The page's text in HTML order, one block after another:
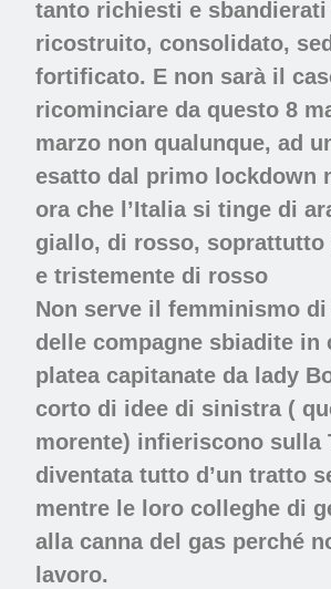
tanto richiesti e sbandierati
ricostruito, consolidato,
fortificato. E non sarà il
ricominciare da questo 8
marzo non qualunque, ad
esatto dal primo lockdown
ora che l’Italia si tinge di
giallo, di rosso, soprattutto
e tristemente di rosso
Non serve il femminismo
delle compagne sbiadite in
platea capitanate da lady
corto di idee di sinistra (
morente) infieriscono sulla
diventata tutto d’un tratto
mentre le loro colleghe di
alla canna del gas perché
lavoro.